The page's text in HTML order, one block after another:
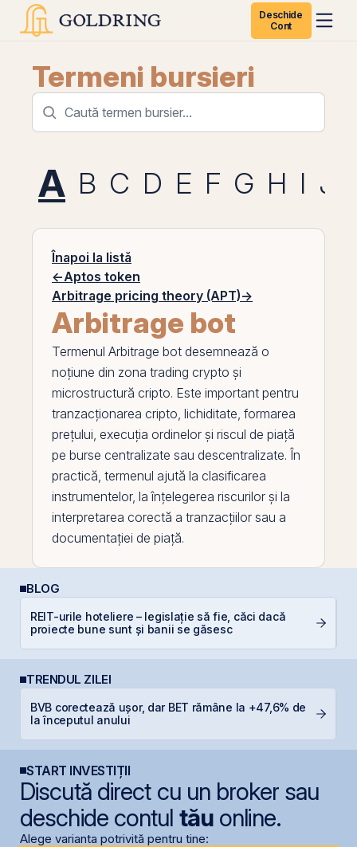
Deschide
Cont
Termeni bursieri
A B C D E F G H I J
Înapoi la listă
←Aptos token
Arbitrage pricing theory (APT)→
Arbitrage bot
Termenul Arbitrage bot desemnează o
noțiune din zona trading crypto și
microstructură cripto. Este important pentru
tranzacționarea cripto, lichiditate, formarea
prețului, execuția ordinelor și riscul de piață
pe burse centralizate sau descentralizate. În
practică, termenul ajută la clasificarea
instrumentelor, la înțelegerea riscurilor și la
interpretarea corectă a tranzacțiilor sau a
documentației de piață.
BLOG
REIT-urile hoteliere – legislație să fie, căci dacă
proiecte bune sunt și banii se găsesc
TRENDUL ZILEI
BVB corectează ușor, dar BET rămâne la +47,6% de
la începutul anului
START INVESTIȚII
Discută direct cu un broker sau
deschide contul tăuonline.
Alege varianta potrivită pentru tine: